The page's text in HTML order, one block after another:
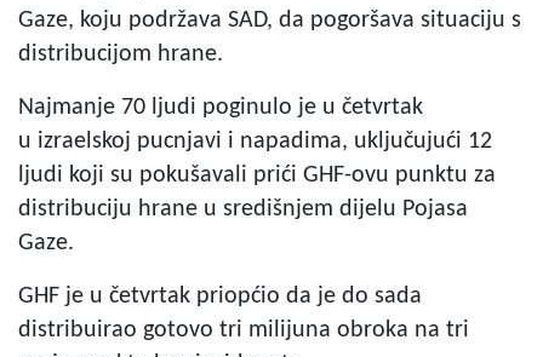
Gaze, koju podržava SAD, da pogoršava situaciju s
distribucijom hrane.
Najmanje 70 ljudi poginulo je u četvrtak
u izraelskoj pucnjavi i napadima, uključujući 12
ljudi koji su pokušavali prići GHF-ovu punktu za
distribuciju hrane u središnjem dijelu Pojasa
Gaze.
GHF je u četvrtak priopćio da je do sada
distribuirao gotovo tri milijuna obroka na tri